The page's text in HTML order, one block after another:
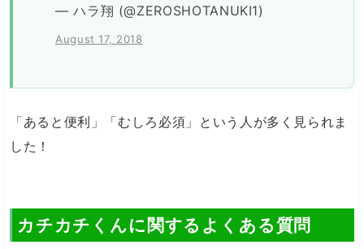
— ハラ翔 (@ZEROSHOTANUKI1)
August 17, 2018
「あると便利」「むしろ必須」という人が多く見られま
した！
カチカチくんに関するよくある質問